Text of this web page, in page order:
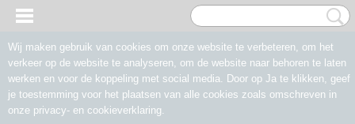
Wij maken gebruik van cookies om onze website te verbeteren, om het
verkeer op de website te analyseren, om de website naar behoren te laten
werken en voor de koppeling met social media. Door op Ja te klikken, geef
je toestemming voor het plaatsen van alle cookies zoals omschreven in
onze privacy- en cookieverklaring.